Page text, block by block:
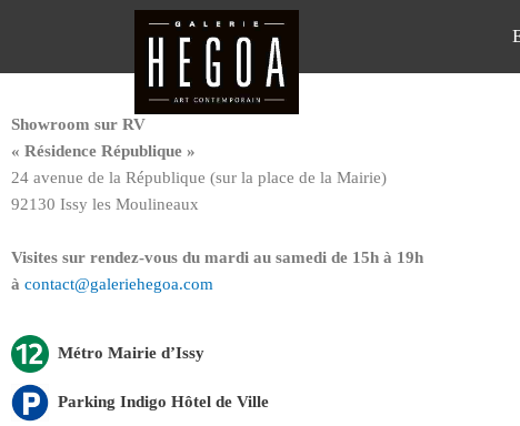
Showroom sur RV
« Résidence République »
24 avenue de la République (sur la place de la Mairie)
92130 Issy les Moulineaux
Visites sur rendez-vous du mardi au samedi de 15h à 19h
à contact@galeriehegoa.com
Métro Mairie d’Issy
Parking Indigo Hôtel de Ville